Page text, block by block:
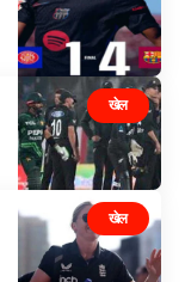
खेल
खेल